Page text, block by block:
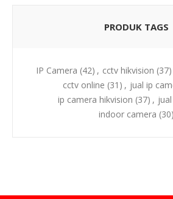
PRODUK TAGS
IP Camera (42) , cctv hikvision (37)
cctv online (31) , jual ip
ip camera hikvision (37) ,
indoor camera (30)